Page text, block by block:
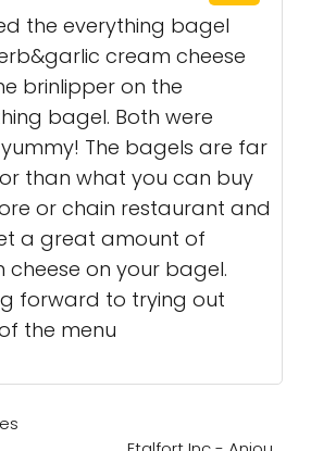
the everything bagel
cream cheese
brinlipper on the
bagel. Both were
The bagels are far
than what you can buy
or chain restaurant and
a great amount of
cheese on your bagel.
forward to trying out
the menu